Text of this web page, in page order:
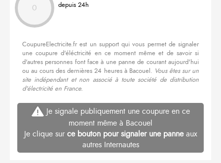
0 depuis 24h
CoupureElectricite.fr est un support qui vous permet de signaler
une coupure d'éléctricité en ce moment même et de savoir si
d'autres personnes font face à une panne de courant aujourd'hui
ou au cours des dernières 24 heures à Bacouel. Vous êtes sur un
site indépendant et non associé à toute société de distribution
d'électricité en France.
Je signale publiquement une coupure en ce
moment même à Bacouel
Je clique sur ce bouton pour signaler une panneaux
autres Internautes